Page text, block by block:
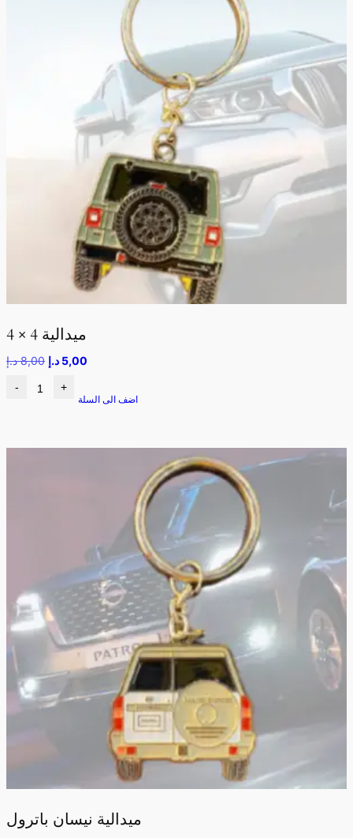
ميدالية 4 × 4
8,00 د.إ 5,00 د.إ
- +
اضف الى السلة
ميدالية نيسان باترول